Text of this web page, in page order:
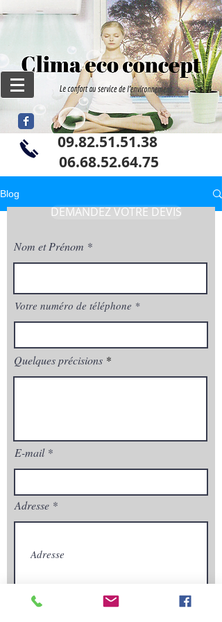
09.82.51.51.38
06.68.52.64.75
Blog
DEMANDEZ VOTRE DEVIS
Nom et Prénom
Votre numéro de téléphone
Quelques précisions
E-mail
Adresse
Envoyez